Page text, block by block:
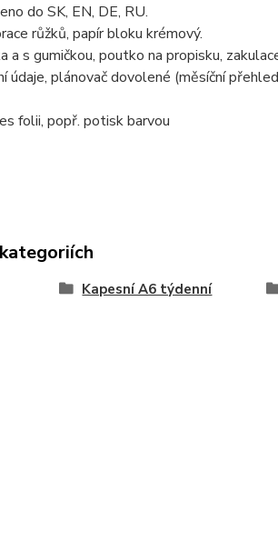
do SK, EN, DE, RU.
růžků, papír bloku krémový.
a s gumičkou, poutko na propisku,
údaje, plánovač dovolené (měsíční
folii, popř. potisk barvou
Kapesní A6 týdenní